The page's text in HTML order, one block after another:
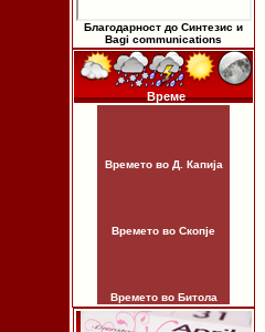
Благодарност до Синтезис и
Bagi communications
Време
Времето во Д. Капија
Времето во Скопје
Времето во Битола